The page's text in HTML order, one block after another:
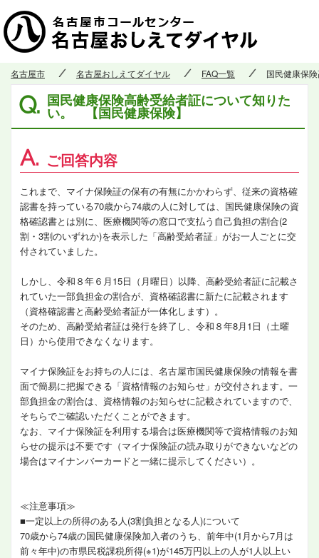
名古屋市 名古屋おしえてダイヤル FAQ一覧 国民健康保
Q. 国民健康保険高齢受給者証について知りた
い。 【国民健康保険】
A. ご回答内容
これまで、マイナ保険証の保有の有無にかかわらず、従来の資格確
認書を持っている70歳から74歳の人に対しては、国民健康保険の資
格確認書とは別に、医療機関等の窓口で支払う自己負担の割合(2
割・3割のいずれか)を表示した「高齢受給者証」がお一人ごとに交
付されていました。
しかし、令和８年６月15日（月曜日）以降、高齢受給者証に記載さ
れていた一部負担金の割合が、資格確認書に新たに記載されます
（資格確認書と高齢受給者証が一体化します）。
そのため、高齢受給者証は発行を終了し、令和８年8月1日（土曜
日）から使用できなくなります。
マイナ保険証をお持ちの人には、名古屋市国民健康保険の情報を書
面で簡易に把握できる「資格情報のお知らせ」が交付されます。一
部負担金の割合は、資格情報のお知らせに記載されていますので、
そちらでご確認いただくことができます。
なお、マイナ保険証を利用する場合は医療機関等で資格情報のお知
らせの提示は不要です（マイナ保険証の読み取りができないなどの
場合はマイナンバーカードと一緒に提示してください）。
≪注意事項≫
■一定以上の所得のある人(3割負担となる人)について
70歳から74歳の国民健康保険加入者のうち、前年中(1月から7月は
前々年中)の市県民税課税所得(※1)が145万円以上の人が1人以上い